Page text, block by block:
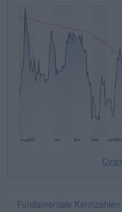
Cyan
Fundamentale Kennzahlen